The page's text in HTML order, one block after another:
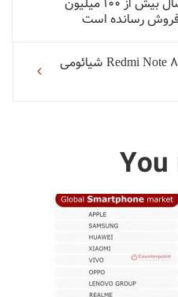
شرکت شیائومی در طی 5 سال بیش از 100 میلیون
رسانده است
کرنل سورس گوشی Redmi Note 8 Pro شیائومی